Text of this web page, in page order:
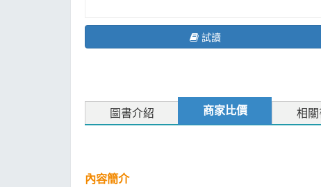
試讀
圖書介紹 商家比價 相關
內容簡介